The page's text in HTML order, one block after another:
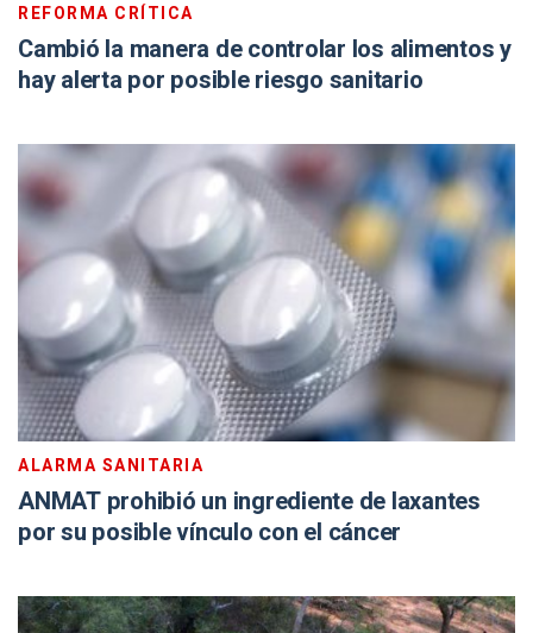
REFORMA CRÍTICA
Cambió la manera de controlar los alimentos y
hay alerta por posible riesgo sanitario
ALARMA SANITARIA
ANMAT prohibió un ingrediente de laxantes
por su posible vínculo con el cáncer